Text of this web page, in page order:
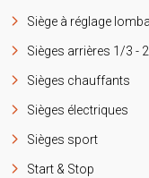
Siège à réglage
Sièges arrières 1/3 -
Sièges chauffants
Sièges électriques
Sièges sport
Start & Stop